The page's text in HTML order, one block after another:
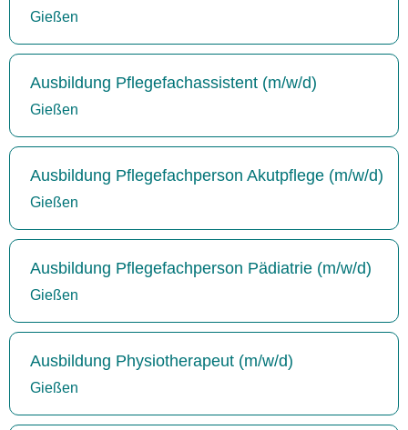
Gießen
Ausbildung Pflegefachassistent (m/w/d)
Gießen
Ausbildung Pflegefachperson Akutpflege (m/w/d)
Gießen
Ausbildung Pflegefachperson Pädiatrie (m/w/d)
Gießen
Ausbildung Physiotherapeut (m/w/d)
Gießen